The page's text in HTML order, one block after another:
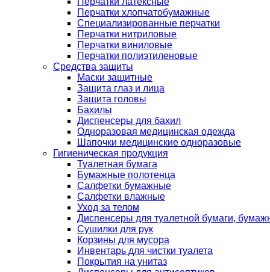
Перчатки хлопчатобумажные
Специализированные перчатки
Перчатки нитриловые
Перчатки виниловые
Перчатки полиэтиленовые
Средства защиты
Маски защитные
Защита глаз и лица
Защита головы
Бахилы
Диспенсеры для бахил
Одноразовая медицинская одежда
Шапочки медицинские одноразовые
Гигиеническая продукция
Туалетная бумага
Бумажные полотенца
Салфетки бумажные
Салфетки влажные
Уход за телом
Диспенсеры для туалетной бумаги,
Сушилки для рук
Корзины для мусора
Инвентарь для чистки туалета
Покрытия на унитаз